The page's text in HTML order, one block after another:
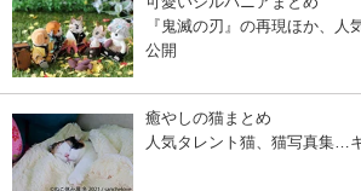
『鬼滅の刃』の再現ほか、人
公開
癒やしの猫まとめ
人気タレント猫、猫写真集…